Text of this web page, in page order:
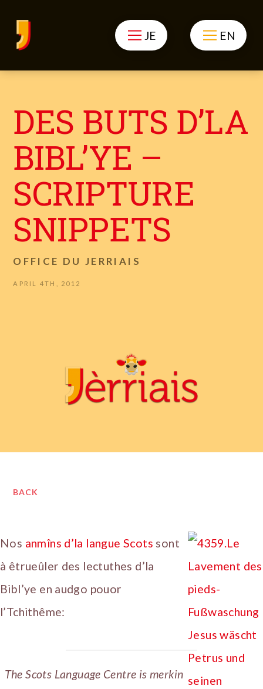
JE EN
DES BUTS D’LA
BIBL’YE –
SCRIPTURE
SNIPPETS
OFFICE DU JERRIAIS
APRIL 4TH, 2012
BACK
Nos anmîns d’la langue Scots sont
à êtrueûler des lectuthes d’la
Bibl’ye en audgo pouor
l’Tchithême:
The Scots Language Centre is merkin